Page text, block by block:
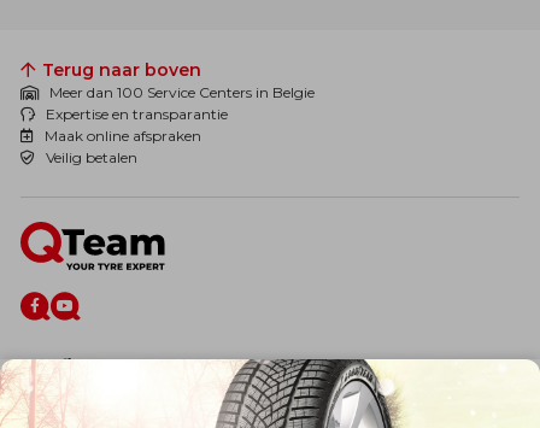
Terug naar boven
Meer dan 100 Service Centers in Belgie
Expertise en transparantie
Maak online afspraken
Veilig betalen
De firma
Wie zijn wij?
Blog